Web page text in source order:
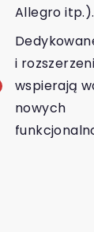
Allegro itp.).
i
wspierają
nowych